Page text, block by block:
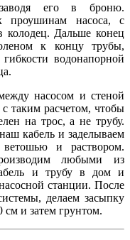
его в броню.
проушинам насоса, с
колодец. Дальше конец
к концу трубы,
гибкости водонапорной
насосом и стеной
таким расчетом, чтобы
на трос, а не трубу.
кабель и заделываем
и раствором.
любыми из
и трубу в дом и
станции. После
делаем засыпку
и затем грунтом.